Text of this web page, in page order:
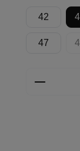
42
47